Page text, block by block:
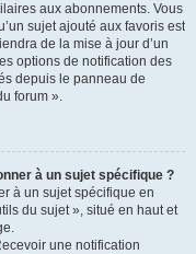
aux abonnements. Vous
sujet ajouté aux favoris est
de la mise à jour d’un
options de notification des
depuis le panneau de
forum ».
à un sujet spécifique ?
à un sujet spécifique en
du sujet », situé en haut et
une notification